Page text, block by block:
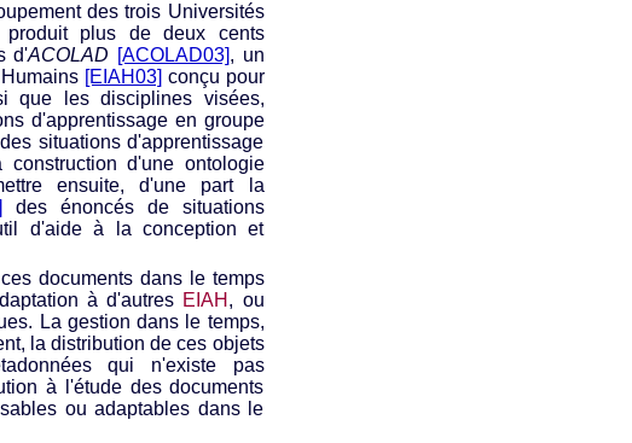
des trois Universités
produit plus de deux cents
d'ACOLAD [ACOLAD03], un
[EIAH03] conçu pour
que les disciplines visées,
d'apprentissage en groupe
situations d'apprentissage
d'une ontologie
ensuite, d'une part la
des énoncés de situations
d'aide à la conception et
documents dans le temps
à d'autres EIAH , ou
La gestion dans le temps,
la distribution de ces objets
qui n'existe pas
à l'étude des documents
ou adaptables dans le